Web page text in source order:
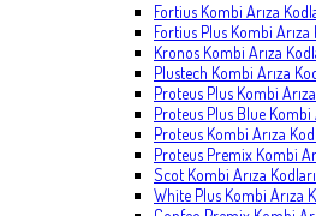
Fortius Kombi Arıza
Fortius Plus Kombi Arıza
Kronos Kombi Arıza
Plustech Kombi Arıza
Proteus Plus Kombi
Proteus Plus Blue Kombi
Proteus Kombi Arıza
Proteus Premix Kombi
Scot Kombi Arıza Kodları
White Plus Kombi Arıza